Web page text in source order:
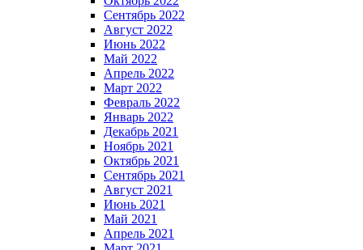
Сентябрь 2022
Август 2022
Июнь 2022
Май 2022
Апрель 2022
Март 2022
Февраль 2022
Январь 2022
Декабрь 2021
Ноябрь 2021
Октябрь 2021
Сентябрь 2021
Август 2021
Июнь 2021
Май 2021
Апрель 2021